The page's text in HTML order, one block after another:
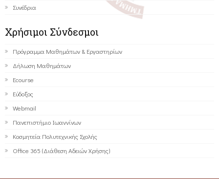
Συνέδρια
Χρήσιμοι Σύνδεσμοι
Πρόγραμμα Μαθημάτων & Εργαστηρίων
Δήλωση Μαθημάτων
Ecourse
Εύδοξος
Webmail
Πανεπιστήμιο Ιωαννίνων
Κοσμητεία Πολυτεχνικής Σχολής
Office 365 (Διάθεση Αδειών Χρήσης)